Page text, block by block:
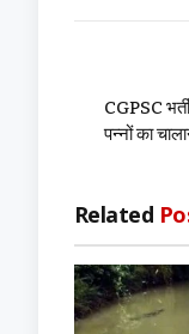
CGPSC
पन्नों का
Related